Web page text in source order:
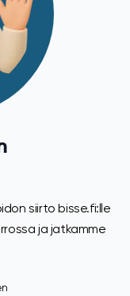
siirto bisse.fi:lle
ja jatkamme